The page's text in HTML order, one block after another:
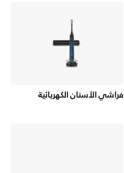
فراشي الأسنان الكهربائية